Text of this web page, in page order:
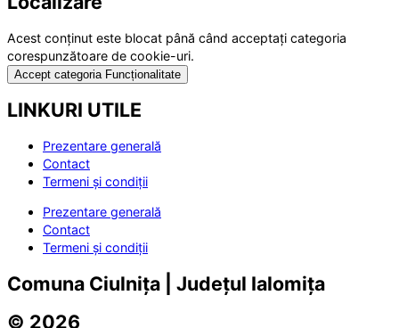
Acest conținut este blocat până când acceptați categoria
corespunzătoare de cookie-uri.
Accept categoria Funcționalitate
LINKURI UTILE
Prezentare generală
Contact
Termeni și condiții
Prezentare generală
Contact
Termeni și condiții
Comuna Ciulnița | Județul Ialomița
© 2026